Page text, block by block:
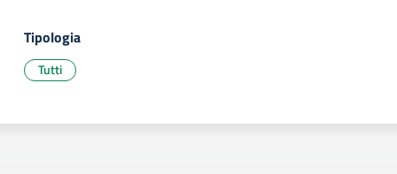
Tipologia
Tutti